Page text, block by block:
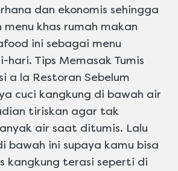
dan ekonomis sehingga
menu khas rumah makan
ini sebagai menu
hari. Tips Memasak Tumis
a la Restoran Sebelum
cuci kangkung di bawah air
tiriskan agar tak
air saat ditumis. Lalu
bawah ini supaya kamu bisa
kangkung terasi seperti di